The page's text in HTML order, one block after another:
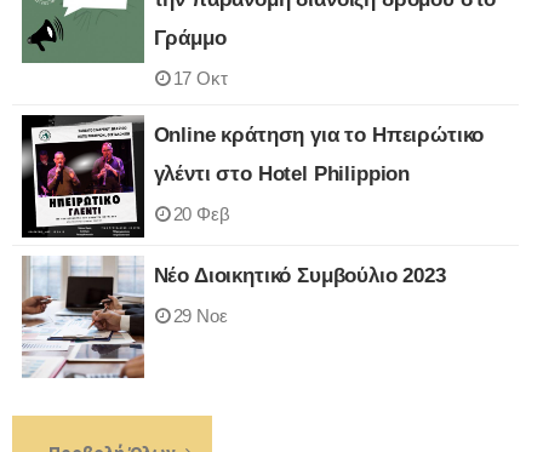
Γράμμο
17 Οκτ
Online κράτηση για το Ηπειρώτικο
γλέντι στο Hotel Philippion
20 Φεβ
Νέο Διοικητικό Συμβούλιο 2023
29 Νοε